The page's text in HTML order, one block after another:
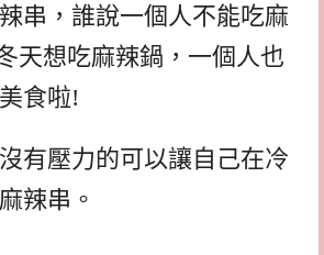
串，誰說一個人不能吃麻
天想吃麻辣鍋，一個人也
食啦!
有壓力的可以讓自己在冷
辣串。